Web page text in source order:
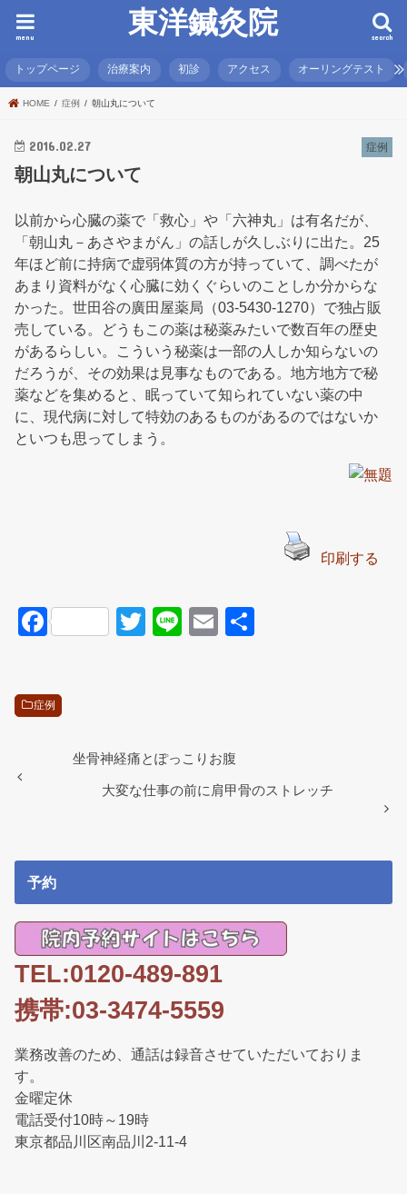
東洋鍼灸院 search
menu
トップページ 治療案内 初診 アクセス オーリングテスト
HOME 症例 朝山丸について
症例
2016.02.27
朝山丸について
以前から心臓の薬で「救心」や「六神丸」は有名だが、
「朝山丸－あさやまがん」の話しが久しぶりに出た。25
年ほど前に持病で虚弱体質の方が持っていて、調べたが
あまり資料がなく心臓に効くぐらいのことしか分からな
かった。世田谷の廣田屋薬局（03-5430-1270）で独占販
売している。どうもこの薬は秘薬みたいで数百年の歴史
があるらしい。こういう秘薬は一部の人しか知らないの
だろうが、その効果は見事なものである。地方地方で秘
薬などを集めると、眠っていて知られていない薬の中
に、現代病に対して特効のあるものがあるのではないか
といつも思ってしまう。
印刷する
F
e
T
Li
E
症例
坐骨神経痛とぽっこりお腹
大変な仕事の前に肩甲骨のストレッチ
予約
TEL:0120-489-891
携帯:03-3474-5559
業務改善のため、通話は録音させていただいておりま
す。
金曜定休
電話受付10時～19時
東京都品川区南品川2-11-4